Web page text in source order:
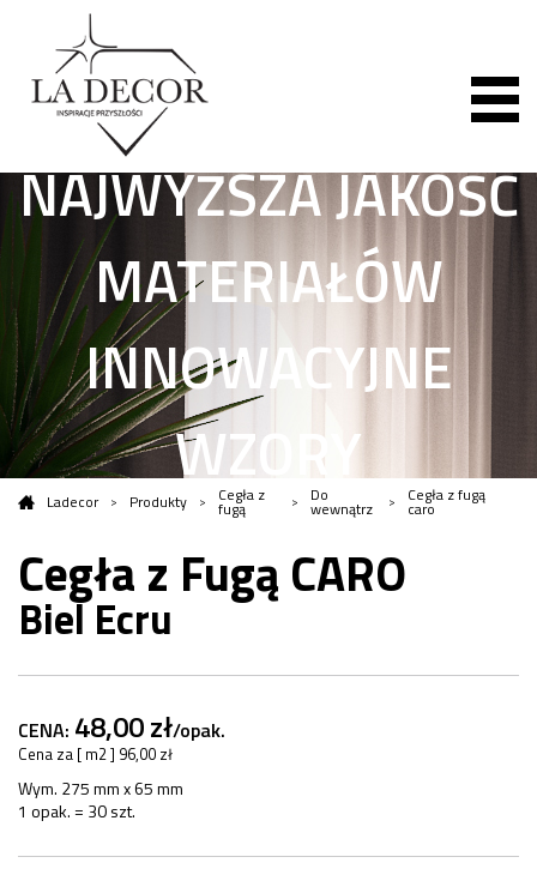
NAJWYŻSZA JAKOŚĆ
MATERIAŁÓW
INNOWACYJNE
WZORY
Ladecor Produkty Cegła z
fugą
Do
wewnątrz
Cegła z fugą
caro
Cegła z Fugą CARO
Biel Ecru
CENA: 48,00 zł/opak.
Cena za [ m2 ] 96,00 zł
Wym. 275 mm x 65 mm
1 opak. = 30 szt.